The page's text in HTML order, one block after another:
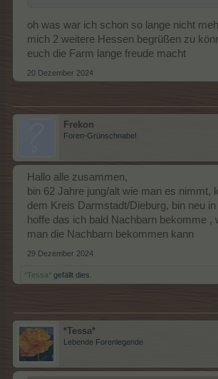
oh was war ich schon so lange nicht
mich 2 weitere Hessen begrüßen zu
euch die Farm lange freude macht
20 Dezember 2024
Frekon
Foren-Grünschnabel
Hallo alle zusammen,
bin 62 Jahre jung/alt wie man es nimmt,
dem Kreis Darmstadt/Dieburg, bin neu
hoffe das ich bald Nachbarn bekomme ,
man die Nachbarn bekommen kann
29 Dezember 2024
*Tessa* gefällt dies.
*Tessa*
Lebende Forenlegende